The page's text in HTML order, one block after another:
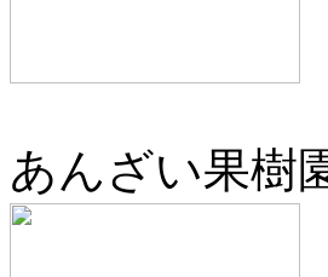
あんざい果樹